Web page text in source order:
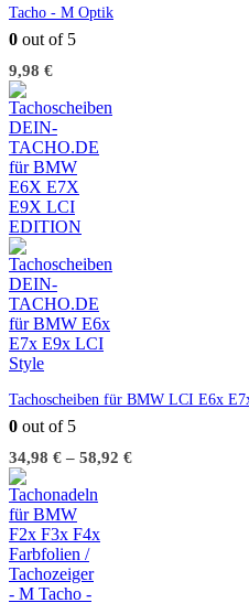
Tacho - M Optik
0 out of 5
9,98 €
Tachoscheiben für BMW LCI E6x
0 out of 5
34,98 € – 58,92 €